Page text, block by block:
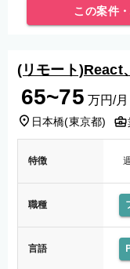
この案件
(リモート)React
65~75 万円/月
日本橋(東京都)
特徴
職種
言語